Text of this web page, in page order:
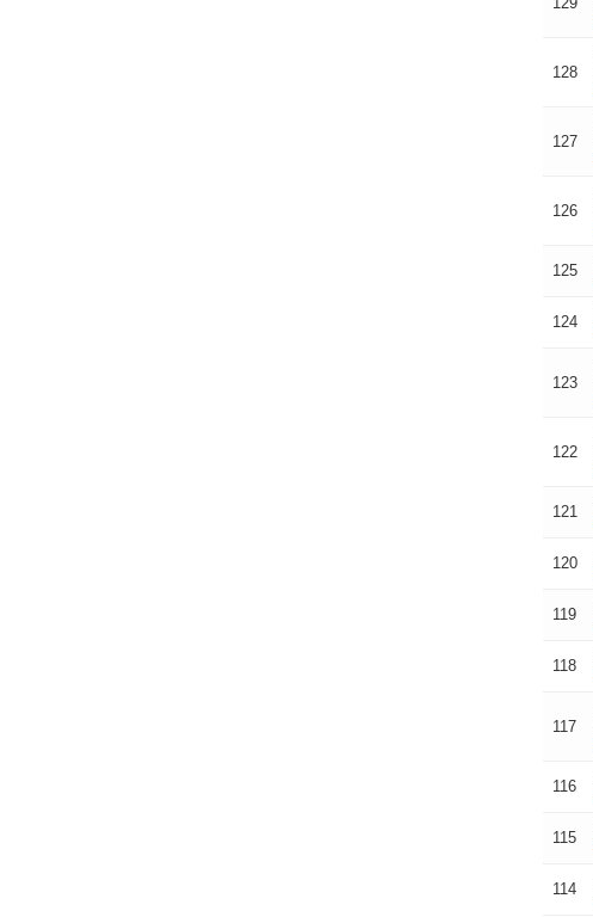
128
127
126
125
124
123
122
121
120
119
118
117
116
115
114